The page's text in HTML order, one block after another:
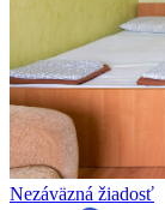
Nezáväzná žiadosť